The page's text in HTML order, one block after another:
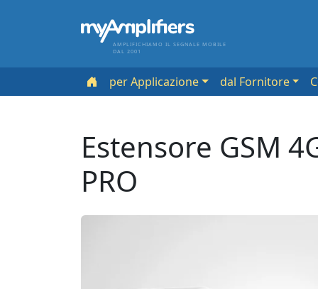
AMPLIFICHIAMO IL SEGNALE MOBILE
DAL 2001
per Applicazione dal Fornitore
Estensore GSM
PRO